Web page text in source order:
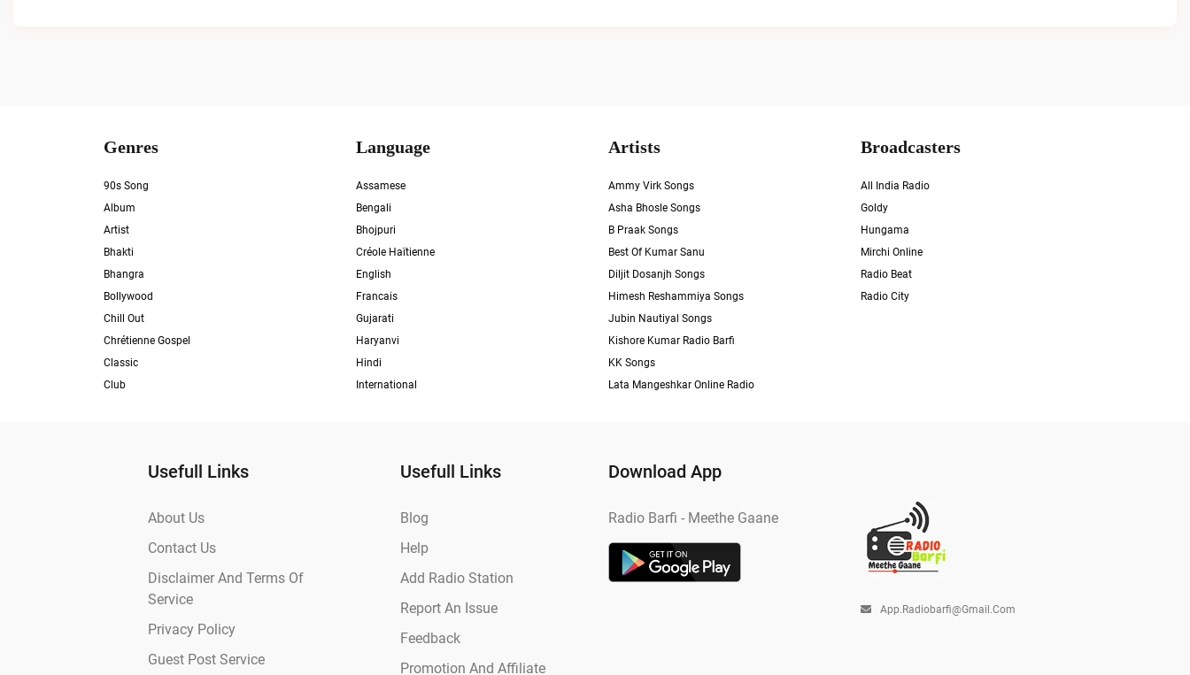
Genres
90s Song
Album
Artist
Bhakti
Bhangra
Bollywood
Chill Out
Chrétienne Gospel
Classic
Club
Language
Assamese
Bengali
Bhojpuri
Créole Haïtienne
English
Francais
Gujarati
Haryanvi
Hindi
International
Artists
Ammy Virk Songs
Asha Bhosle Songs
B Praak Songs
Best Of Kumar Sanu
Diljit Dosanjh Songs
Himesh Reshammiya Songs
Jubin Nautiyal Songs
Kishore Kumar Radio Barfi
KK Songs
Lata Mangeshkar Online Radio
Broadcasters
All India Radio
Goldy
Hungama
Mirchi Online
Radio Beat
Radio City
Usefull Links
About Us
Contact Us
Disclaimer And Terms Of
Service
Privacy Policy
Guest Post Service
Usefull Links
Blog
Help
Add Radio Station
Report An Issue
Feedback
Promotion And Affiliate
Download App
Radio Barfi - Meethe Gaane
App.radiobarfi@gmail.com